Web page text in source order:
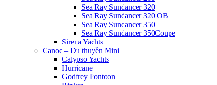
Sea Ray Sundancer 320
Sea Ray Sundancer 320 OB
Sea Ray Sundancer 350
Sea Ray Sundancer 350Coupe
Sirena Yachts
Canoe – Du thuyền Mini
Calypso Yachts
Hurricane
Godfrey Pontoon